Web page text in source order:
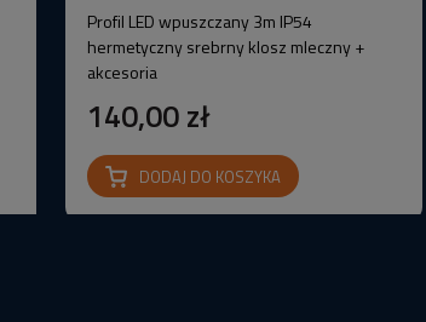
Profil LED wpuszczany 3m IP54
hermetyczny srebrny klosz mleczny +
akcesoria
140,00 zł
DODAJ DO KOSZYKA